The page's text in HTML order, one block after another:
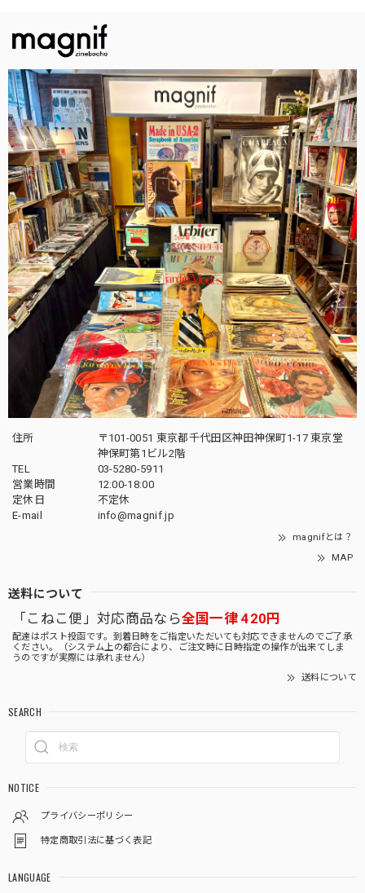
住所
〒101-0051 東京都千代田区神田神保町1-17 東京堂
神保町第1ビル2階
TEL
03-5280-5911
営業時間
12:00-18:00
定休日
不定休
E-mail
info@magnif.jp
magnifとは？
MAP
送料について
「こねこ便」対応商品なら全国一律 420円
配達はポスト投函です。到着日時をご指定いただいても対応できませんのでご了承
ください。（システム上の都合により、ご注文時に日時指定の操作が出来てしま
うのですが実際には承れません）
送料について
SEARCH
NOTICE
プライバシーポリシー
特定商取引法に基づく表記
LANGUAGE